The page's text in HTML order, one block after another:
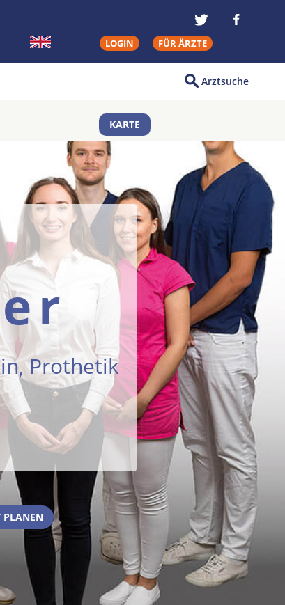
LOGIN FÜR ÄRZTE
Arztsuche
KARTE
Prothetik
PLANEN